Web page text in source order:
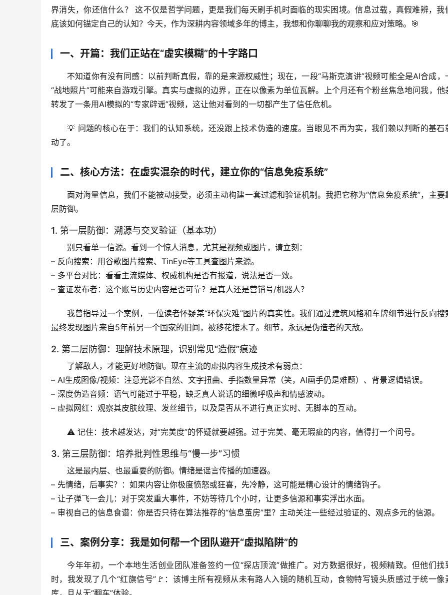
界消失，你还信什么？
这不仅是哲学问题，更是我们每天刷手机时面临的现实困境。信息过载，真假难辨，我
底该如何锚定自己的认知？今天，作为深耕内容领域多年的博主，我想和你聊聊我的观察和应对策略。🎯
一、开篇：我们正站在“虚实模糊”的十字路口
不知道你有没有同感：以前判断真假，靠的是来源权威性；现在，一段“马斯克演讲”视频可能全是AI合成，
“战地照片”可能来自游戏引擎。 真实与虚拟的边界，正在以像素为单位瓦解。上个月还有个粉丝焦急地问我，他
转发了一条用AI模拟的“专家辟谣”视频，这让他对看到的一切都产生了信任危机。
💡 问题的核心在于：我们的认知系统，还没跟上技术伪造的速度。当眼见不再为实，我们赖以判断的基石
动了。
二、核心方法：在虚实混杂的时代，建立你的“信息免疫系统”
面对海量信息，我们不能被动接受，必须主动构建一套过滤和验证机制。我把它称为“信息免疫系统”，主要
层防御。
1. 第一层防御：溯源与交叉验证（基本功）
别只看单一信源。看到一个惊人消息，尤其是视频或图片，请立刻：
– 反向搜索 ：用谷歌图片搜索、TinEye等工具查图片来源。
– 多平台对比 ：看看主流媒体、权威机构是否有报道，说法是否一致。
– 查证发布者：这个账号历史内容是否可靠？是真人还是营销号/机器人？
我曾指导过一个案例，一位读者怀疑某“环保灾难”图片的真实性。我们通过建筑风格和车牌细节进行反向搜
最终发现图片来自5年前另一个国家的旧闻，被移花接木了。 细节，永远是伪造者的天敌。
2. 第二层防御：理解技术原理，识别常见“造假”痕迹
了解敌人，才能更好地防御。现在主流的虚拟内容生成技术有弱点：
– AI生成图像/视频：注意光影不自然、文字扭曲、手指数量异常（笑，AI画手仍是难题）、背景逻辑错误。
– 深度伪造音频：语气可能过于平稳，缺乏真人说话的细微呼吸声和情感波动。
– 虚拟网红 ：观察其皮肤纹理、发丝细节，以及是否从不进行真正实时、无脚本的互动。
⚠️ 记住： 技术越发达，对“完美度”的怀疑就要越强。过于完美、毫无瑕疵的内容，值得打一个问号。
3. 第三层防御：培养批判性思维与“慢一步”习惯
这是最内层、也最重要的防御。情绪是谣言传播的加速器。
– 先情绪，后事实？ ：如果内容让你极度愤怒或狂喜，先冷静，这可能是精心设计的情绪钩子。
– 让子弹飞一会儿：对于突发重大事件，不妨等待几个小时，让更多信源和事实浮出水面。
– 审视自己的信息食谱：你是否只待在算法推荐的“信息茧房”里？主动关注一些经过验证的、观点多元的信源。
三、案例分享：我是如何帮一个团队避开“虚拟陷阱”的
今年年初，一个本地生活创业团队准备签约一位“探店顶流”做推广。对方数据很好，视频精致。但他们找
时，我发现了几个“红旗信号”🚩：该博主所有视频从未有路人入镜的随机互动，食物特写镜头质感过于统一像
库，且从无“翻车”体验。